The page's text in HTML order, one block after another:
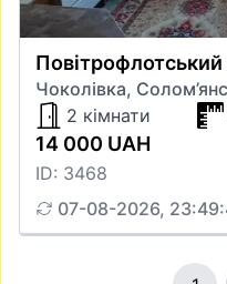
Чоколівка,
2 кімнати
14 000 UAH
ID: 3468
07-08-2026,